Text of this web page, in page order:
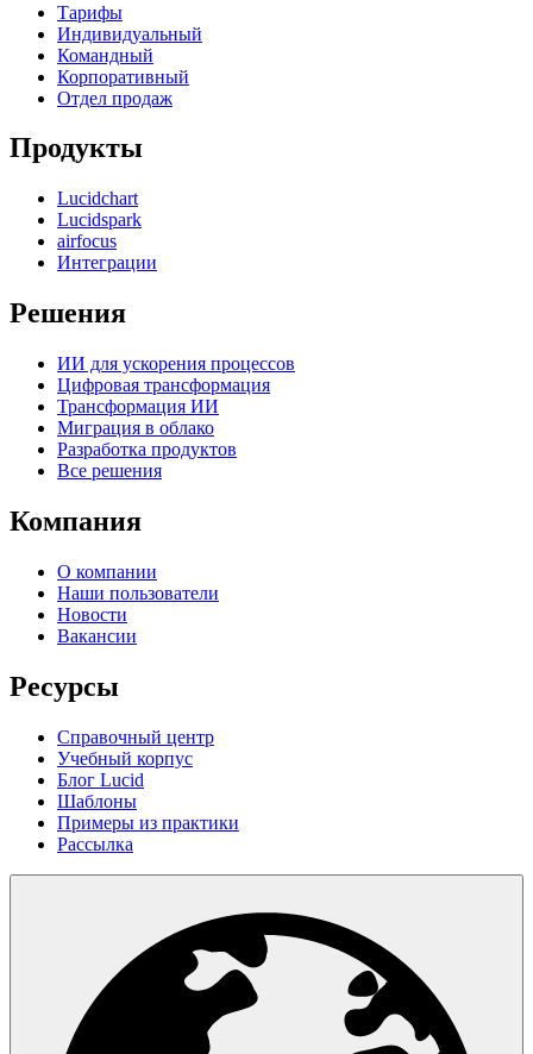
Тарифы
Индивидуальный
Командный
Корпоративный
Отдел продаж
Продукты
Lucidchart
Lucidspark
airfocus
Интеграции
Решения
ИИ для ускорения процессов
Цифровая трансформация
Трансформация ИИ
Миграция в облако
Разработка продуктов
Все решения
Компания
О компании
Наши пользователи
Новости
Вакансии
Ресурсы
Справочный центр
Учебный корпус
Блог Lucid
Шаблоны
Примеры из практики
Рассылка